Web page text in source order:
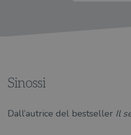
Sinossi
Dall’autrice del bestseller Il